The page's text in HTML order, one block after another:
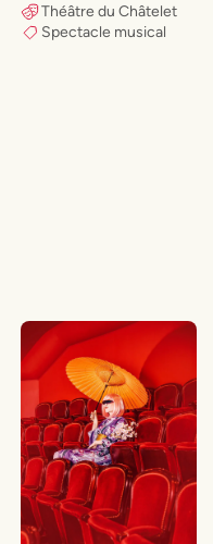
Théâtre du Châtelet
Spectacle musical